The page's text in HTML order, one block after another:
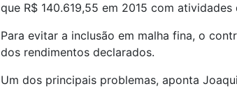
que R$ 140.619,55 em 2015 com atividades
Para evitar a inclusão em malha fina, o
dos rendimentos declarados.
Um dos principais problemas, aponta